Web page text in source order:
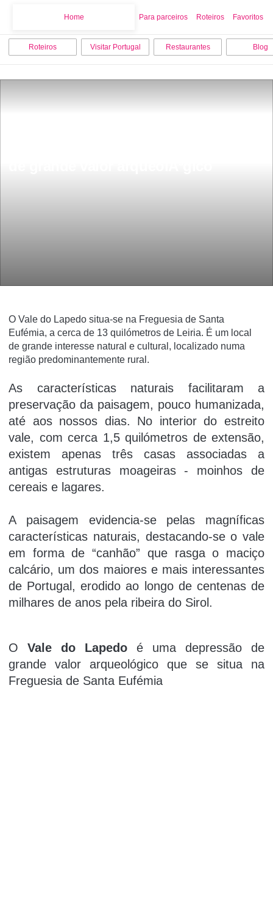
Home Para parceiros Roteiros Favoritos
Roteiros Visitar Portugal Restaurantes Blog
O Vale do Lapedo situa-se na Freguesia de Santa
Eufémia, a cerca de 13 quilómetros de Leiria. É um local
de grande interesse natural e cultural, localizado numa
região predominantemente rural.
As características naturais facilitaram a
preservação da paisagem, pouco humanizada,
até aos nossos dias. No interior do estreito
vale, com cerca 1,5 quilómetros de extensão,
existem apenas três casas associadas a
antigas estruturas moageiras - moinhos de
cereais e lagares.
A paisagem evidencia-se pelas magníficas
características naturais, destacando-se o vale
em forma de “canhão” que rasga o maciço
calcário, um dos maiores e mais interessantes
de Portugal, erodido ao longo de centenas de
milhares de anos pela ribeira do Sirol.
O Vale do Lapedo é uma depressão de
grande valor arqueológico que se situa na
Freguesia de Santa Eufémia